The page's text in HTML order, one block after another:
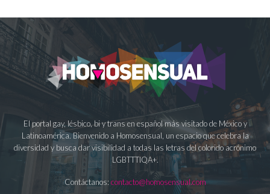
El portal gay, lésbico, bi y trans en español más visitado de México y
Latinoamérica. Bienvenido a Homosensual, un espacio que celebra la
diversidad y busca dar visibilidad a todas las letras del colorido acrónimo
LGBTTTIQA+.
Contáctanos: contacto@homosensual.com